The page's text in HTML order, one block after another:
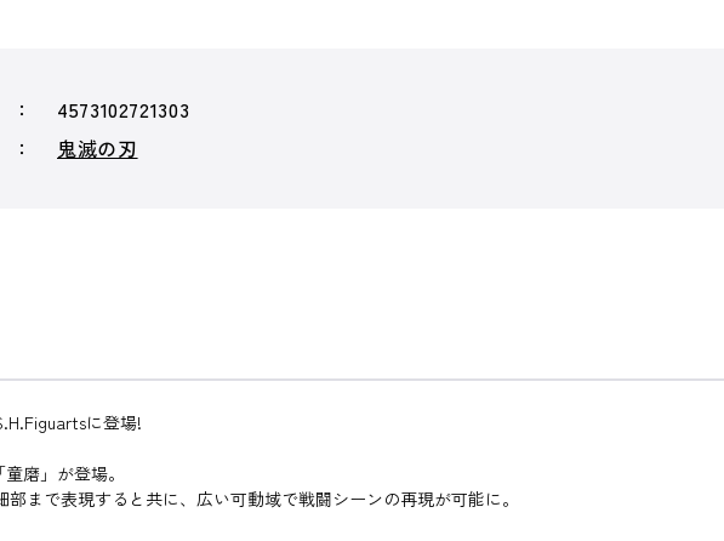
4573102721303
鬼滅の刃
に登場!
磨」が登場。
まで表現すると共に、広い可動域で戦闘シーンの再現が可能に。